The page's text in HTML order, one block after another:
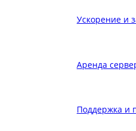
Ускорение и
Аренда
Поддержка и